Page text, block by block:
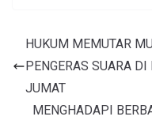
HUKUM MEMUTAR
PENGERAS SUARA
JUMAT
MENGHADAPI